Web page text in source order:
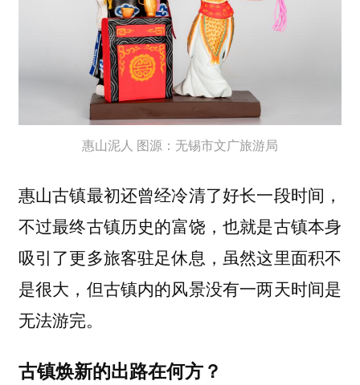
惠山泥人 图源：无锡市文广旅游局
惠山古镇最初还曾经冷清了好长一段时间，
不过最终古镇历史的富饶 ，也就是古镇本身
吸引了更多旅客驻足休息，虽然这里面积不
是很大，但古镇内的风景没有一两天时间是
无法游完。
古镇焕新的出路在何方？